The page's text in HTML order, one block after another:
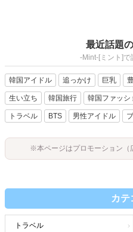
最近話題
-Mint-[ミント]で
韓国アイドル 追っかけ 巨乳
生い立ち 韓国旅行 韓国ファッシ
トラベル BTS 男性アイドル
※本ページはプロモーション（
カテ
トラベル